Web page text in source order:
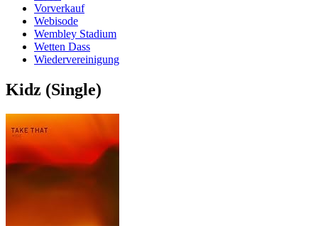
Vorverkauf
Webisode
Wembley Stadium
Wetten Dass
Wiedervereinigung
Kidz (Single)